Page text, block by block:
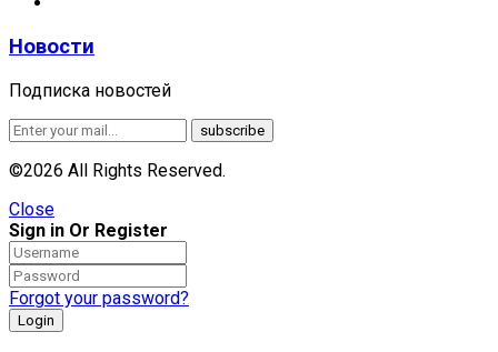
Новости
Подписка новостей
©2026 All Rights Reserved.
Close
Sign in Or Register
Forgot your password?